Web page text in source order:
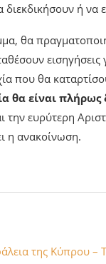
ή
θα
που θα
θα είναι
την ευρύτερη
η ανακοίνωση.
της Κύπρου